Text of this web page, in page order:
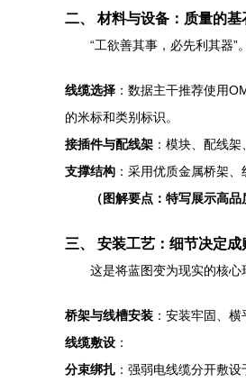
二、 材料与设备：质量的基
“工欲善其事，必先利其器”
线缆选择 ：数据主干推荐使用
的米标和类别标识。
接插件与配线架 ：模块、配线
支撑结构 ：采用优质金属桥架
（图解要点：特写展示高
三、 安装工艺：细节决定成
这是将蓝图变为现实的核心
桥架与线槽安装 ：安装牢固、
线缆敷设 ：
分束绑扎 ：强弱电线缆分开敷